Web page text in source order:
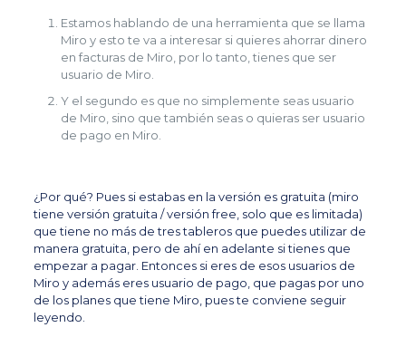
Estamos hablando de una herramienta que se llama
Miro y esto te va a interesar si quieres ahorrar dinero
en facturas de Miro, por lo tanto, tienes que ser
usuario de Miro.
Y el segundo es que no simplemente seas usuario
de Miro, sino que también seas o quieras ser usuario
de pago en Miro.
¿Por qué? Pues si estabas en la versión es gratuita (miro
tiene versión gratuita / versión free, solo que es limitada)
que tiene no más de tres tableros que puedes utilizar de
manera gratuita, pero de ahí en adelante si tienes que
empezar a pagar. Entonces si eres de esos usuarios de
Miro y además eres usuario de pago, que pagas por uno
de los planes que tiene Miro, pues te conviene seguir
leyendo.